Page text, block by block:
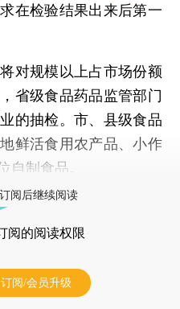
在检验结果出来后第一
规模以上占市场份额
省级食品药品监管部门
的抽检。市、县级食品
鲜活食用农产品、小作
自制食品。
阅后继续阅读
阅的阅读权限
订阅/会员升级